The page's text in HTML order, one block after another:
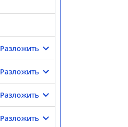
Разложить
Разложить
Разложить
Разложить